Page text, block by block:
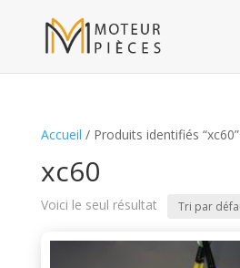
Accueil / Produits identifiés “xc60”
xc60
Voici le seul résultat